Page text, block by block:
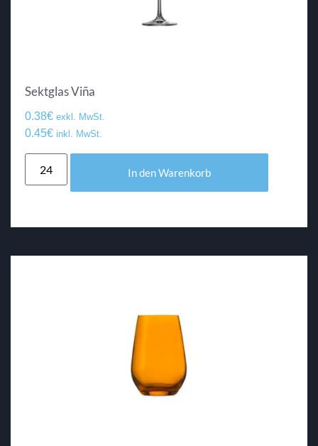
Sektglas Viña
0.38€ exkl. MwSt.
0.45€ inkl. MwSt.
In den Warenkorb